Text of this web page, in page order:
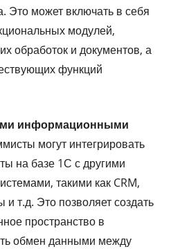
Это может включать в себя
модулей,
обработок и документов, а
функций
информационными
могут интегрировать
на базе 1С с другими
такими как CRM,
и т.д. Это позволяет создать
пространство в
обмен данными между